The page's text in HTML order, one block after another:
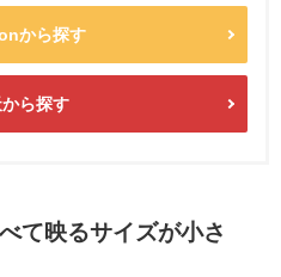
から探す
ら探す
て映るサイズが小さ